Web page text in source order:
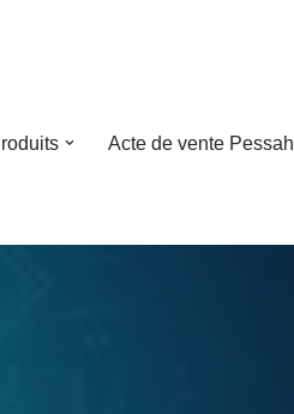
Acte de vente Pessah